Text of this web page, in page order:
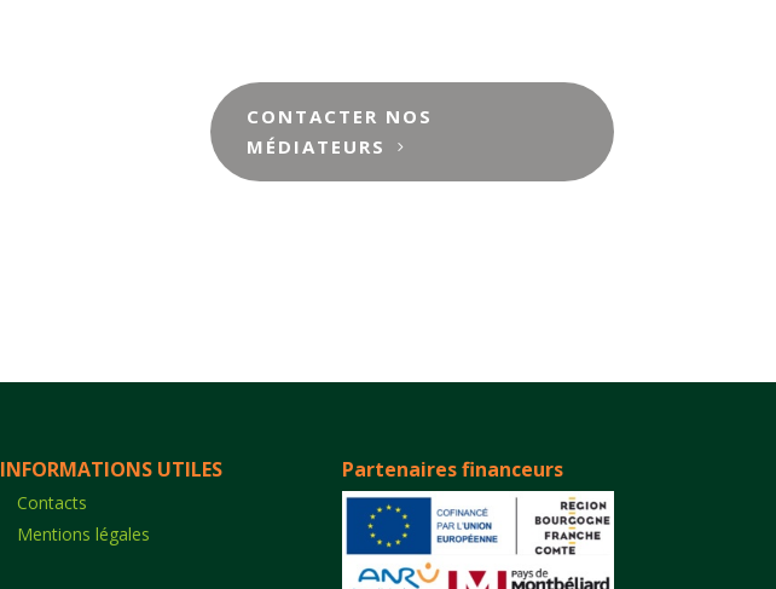
CONTACTER NOS
MÉDIATEURS
INFORMATIONS UTILES
Contacts
Mentions légales
Partenaires financeurs